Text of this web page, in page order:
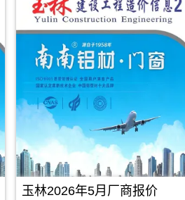
县、
大
县、
县、
天
峨
东
兰
县、
巴
马
息
信
息
包
含
区
域：
贵
信
（北
造
价
息）
期
刊，
由
北
海
PDF 下载
玉林2026年5月厂商报价